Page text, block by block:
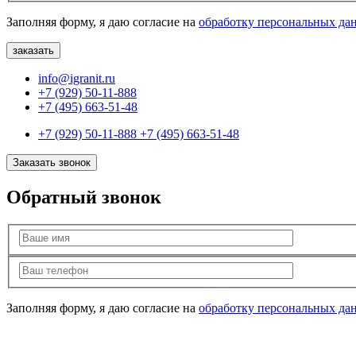
Заполняя форму, я даю согласие на обработку персональных
info@igranit.ru
+7 (929) 50-11-888
+7 (495) 663-51-48
+7 (929) 50-11-888 +7 (495) 663-51-48
Заказать звонок
Обратный звонок
Заполняя форму, я даю согласие на обработку персональных